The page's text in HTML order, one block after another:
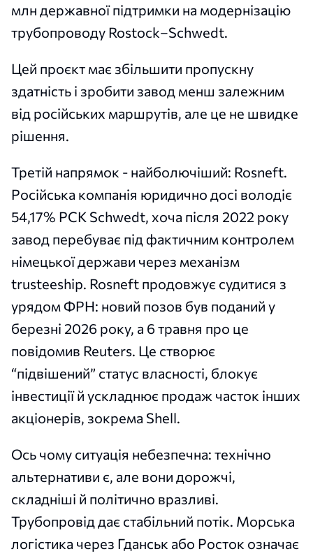
млн державної підтримки на модернізацію
трубопроводу Rostock–Schwedt.
Цей проєкт має збільшити пропускну
здатність і зробити завод менш залежним
від російських маршрутів, але це не швидке
рішення.
Третій напрямок - найболючіший: Rosneft.
Російська компанія юридично досі володіє
54,17% PCK Schwedt, хоча після 2022 року
завод перебуває під фактичним контролем
німецької держави через механізм
trusteeship. Rosneft продовжує судитися з
урядом ФРН: новий позов був поданий у
березні 2026 року, а 6 травня про це
повідомив Reuters. Це створює
“підвішений” статус власності, блокує
інвестиції й ускладнює продаж часток інших
акціонерів, зокрема Shell.
Ось чому ситуація небезпечна: технічно
альтернативи є, але вони дорожчі,
складніші й політично вразливі.
Трубопровід дає стабільний потік. Морська
логістика через Гданськ або Росток означає